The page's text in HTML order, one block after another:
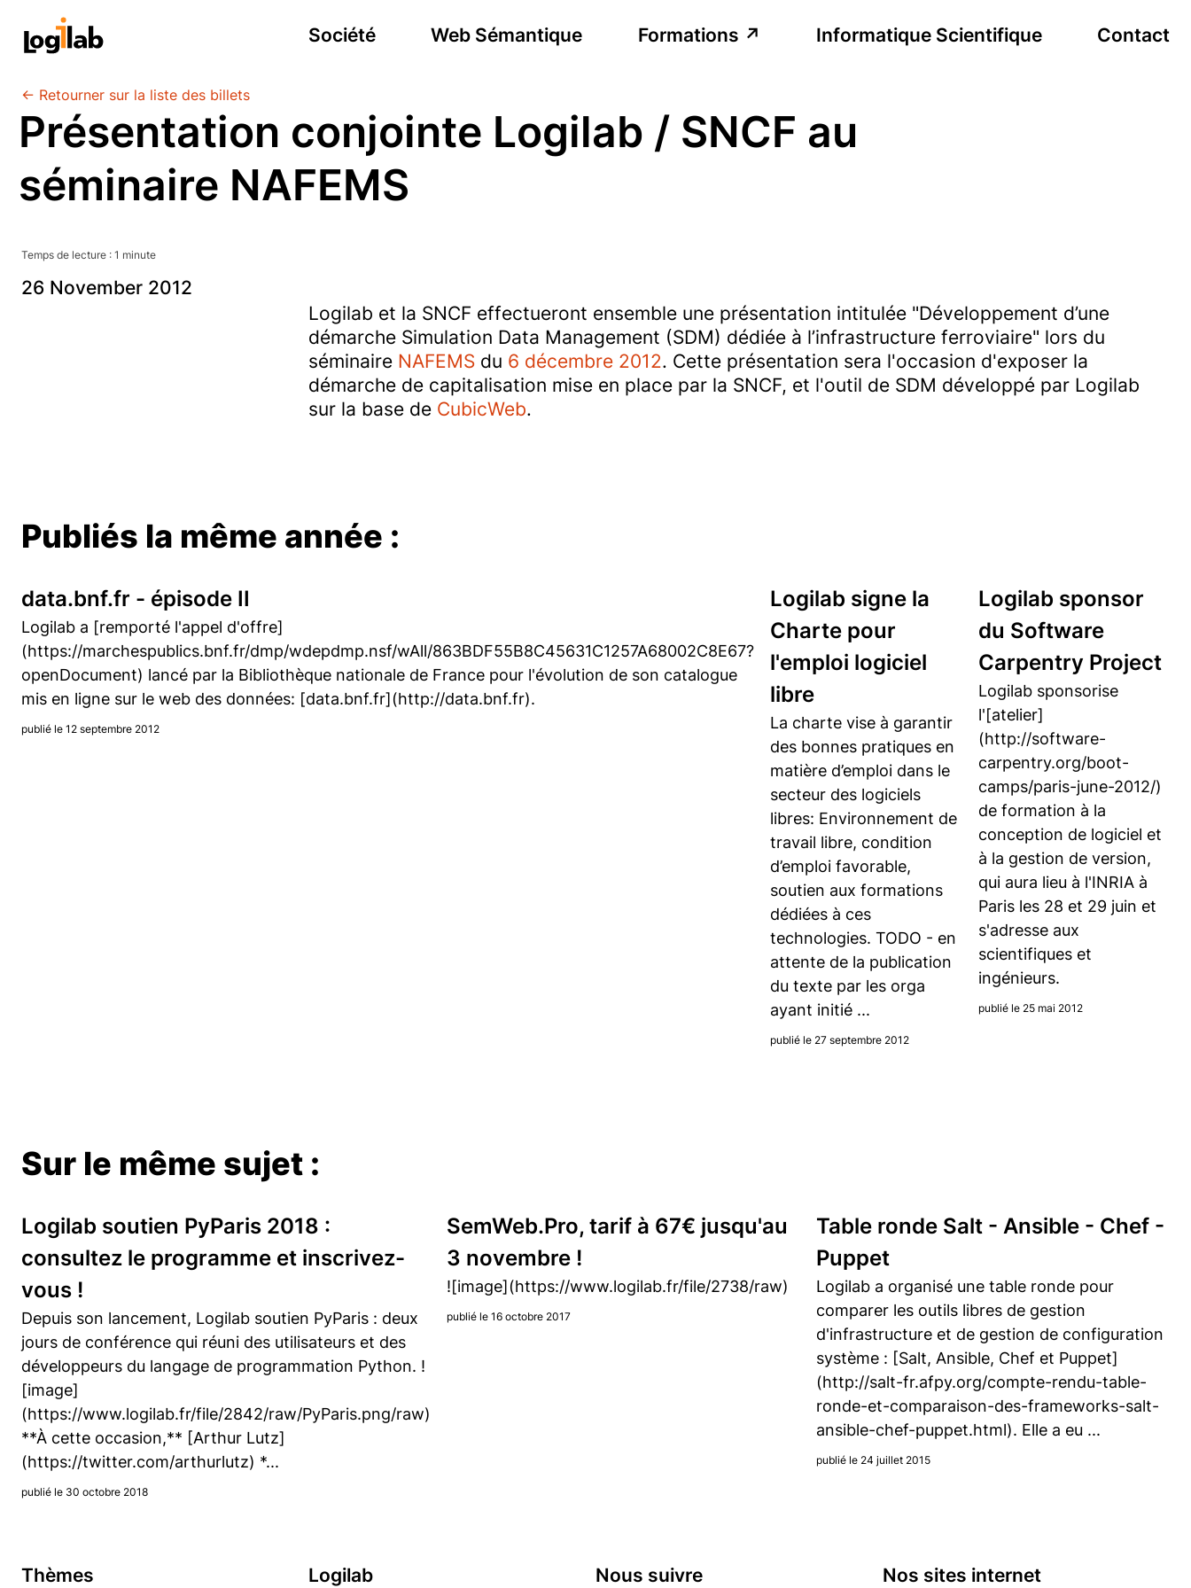
Société Web Sémantique Formations Informatique Scientifique Contact
← Retourner sur la liste des billets
Présentation conjointe Logilab / SNCF au
séminaire NAFEMS
Temps de lecture : 1 minute
26 November 2012
Logilab et la SNCF effectueront ensemble une présentation intitulée "Développement d’une
démarche Simulation Data Management (SDM) dédiée à l’infrastructure ferroviaire" lors du
séminaire NAFEMS du 6 décembre 2012. Cette présentation sera l'occasion d'exposer la
démarche de capitalisation mise en place par la SNCF, et l'outil de SDM développé par Logilab
sur la base de CubicWeb.
Publiés la même année :
data.bnf.fr - épisode II
Logilab a [remporté l'appel d'offre]
(https://marchespublics.bnf.fr/dmp/wdepdmp.nsf/wAll/863BDF55B8C45631C1257A68002C8E67?
openDocument) lancé par la Bibliothèque nationale de France pour l'évolution de son catalogue
mis en ligne sur le web des données: [data.bnf.fr](http://data.bnf.fr).
publié le 12 septembre 2012
Logilab signe la
Charte pour
l'emploi logiciel
libre
La charte vise à garantir
des bonnes pratiques en
matière d’emploi dans le
secteur des logiciels
libres: Environnement de
travail libre, condition
d’emploi favorable,
soutien aux formations
dédiées à ces
technologies. TODO - en
attente de la publication
du texte par les orga
ayant initié ...
publié le 27 septembre 2012
Logilab sponsor
du Software
Carpentry Project
Logilab sponsorise
l'[atelier]
(http://software-
carpentry.org/boot-
camps/paris-june-2012/)
de formation à la
conception de logiciel et
à la gestion de version,
qui aura lieu à l'INRIA à
Paris les 28 et 29 juin et
s'adresse aux
scientifiques et
ingénieurs.
publié le 25 mai 2012
Sur le même sujet :
Logilab soutien PyParis 2018 :
consultez le programme et inscrivez-
vous !
Depuis son lancement, Logilab soutien PyParis : deux
jours de conférence qui réuni des utilisateurs et des
développeurs du langage de programmation Python. !
[image]
(https://www.logilab.fr/file/2842/raw/PyParis.png/raw)
**À cette occasion,** [Arthur Lutz]
(https://twitter.com/arthurlutz) *...
publié le 30 octobre 2018
SemWeb.Pro, tarif à 67€ jusqu'au
3 novembre !
![image](https://www.logilab.fr/file/2738/raw)
publié le 16 octobre 2017
Table ronde Salt - Ansible - Chef -
Puppet
Logilab a organisé une table ronde pour
comparer les outils libres de gestion
d'infrastructure et de gestion de configuration
système : [Salt, Ansible, Chef et Puppet]
(http://salt-fr.afpy.org/compte-rendu-table-
ronde-et-comparaison-des-frameworks-salt-
ansible-chef-puppet.html). Elle a eu ...
publié le 24 juillet 2015
Thèmes Logilab Nous suivre Nos sites internet